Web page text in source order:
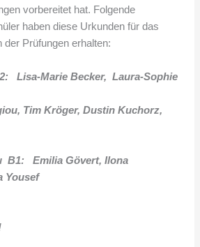
vorbereitet hat. Folgende
haben diese Urkunden für das
der Prüfungen erhalten:
2: Lisa-Marie Becker, Laura-Sophie
Tim Kröger, Dustin Kuchorz,
B1: Emilia Gövert, Ilona
Yousef